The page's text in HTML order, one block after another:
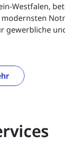
Westfalen,
gewerbliche